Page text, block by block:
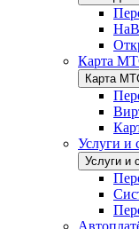
Карта
Карта
Услуги и
Услуги и